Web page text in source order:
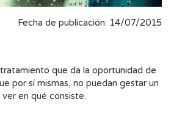
Fecha de publicación: 14/07/2015
que da la oportunidad de
por sí mismas, no puedan gestar un
en qué consiste.